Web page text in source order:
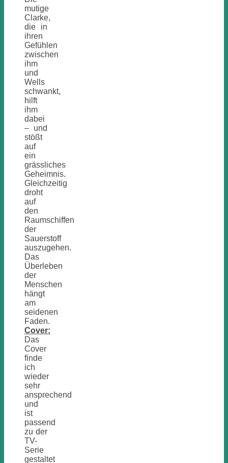
mutige
Clarke,
die in
ihren
Gefühlen
zwischen
ihm
und
Wells
schwankt,
hilft
ihm
dabei
– und
stößt
auf
ein
grässliches
Geheimnis.
Gleichzeitig
droht
auf
den
Raumschiffen
der
Sauerstoff
auszugehen.
Das
Überleben
der
Menschen
hängt
am
seidenen
Faden.
Cover:
Das
Cover
finde
ich
wieder
sehr
ansprechend
und
ist
passend
zu der
TV-
Serie
gestaltet